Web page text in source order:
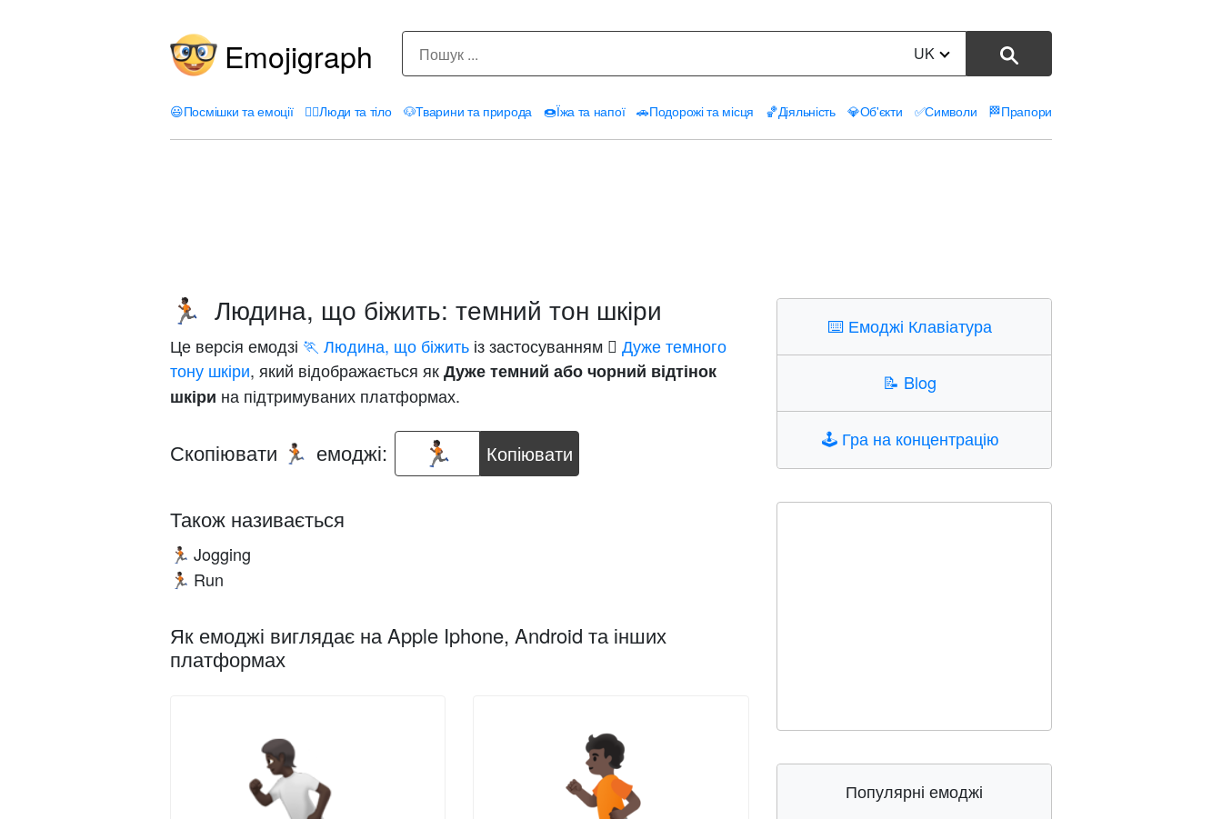
Emojigraph UK
😃Посмішки та емоції 🤦‍♀️Люди та тіло 🐶Тварини та природа 🍩Їжа та напої 🚗Подорожі та місця 🏀Діяльність 💎Об'єкти ✅Символи 🏁Прапори
🏃🏿 Людина, що біжить: темний тон шкіри
Це версія емодзі 🏃 Людина, що біжить із застосуванням 🏿 Дуже темного
тону шкіри, який відображається якДуже темний або чорний відтінок
шкіри на підтримуваних платформах.
Скопіювати 🏃🏿 емоджі: Копіювати
Також називається
🏃🏿 Jogging
🏃🏿 Run
Як емоджі виглядає на Apple Iphone, Android та інших
платформах
⌨️ Емоджі Клавіатура
📝 Blog
🕹️ Гра на концентрацію
Популярні емоджі